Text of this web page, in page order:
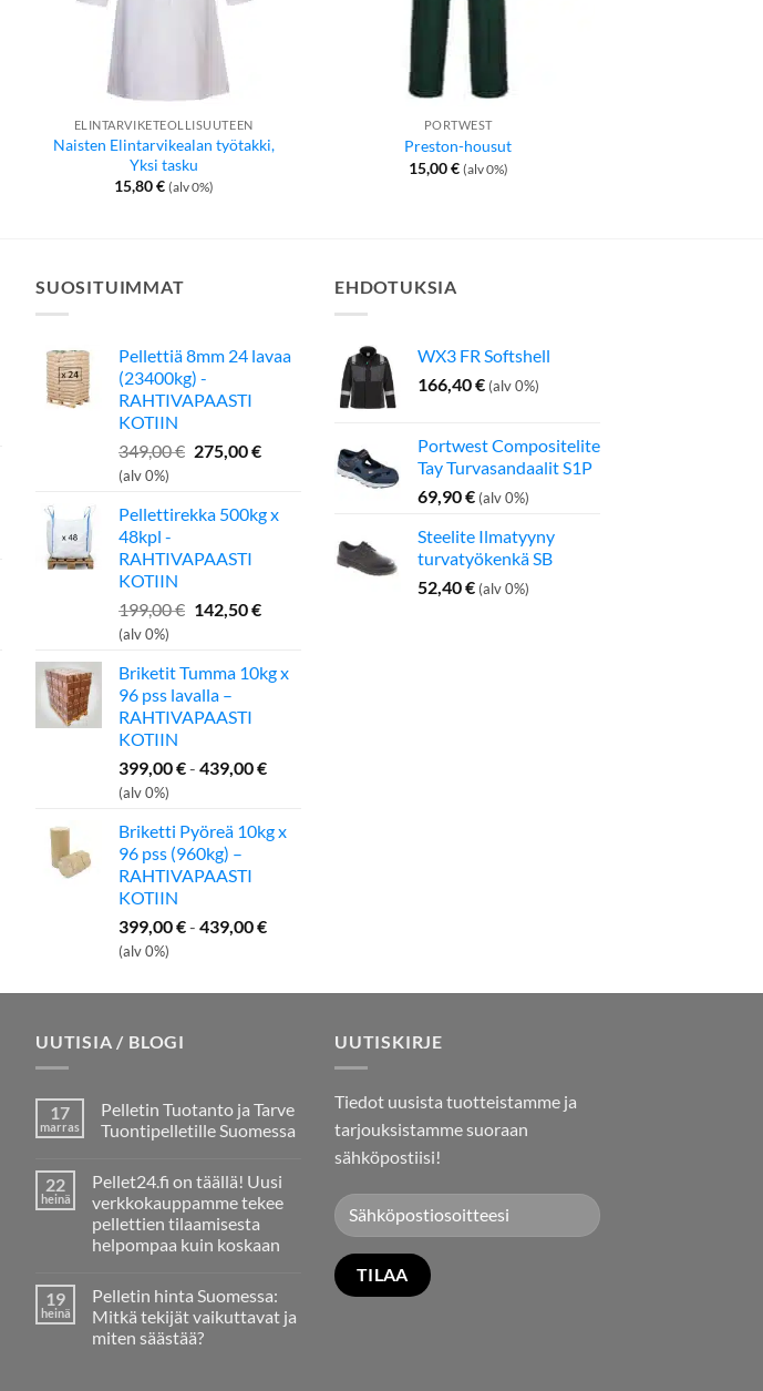
ELINTARVIKETEOLLISUUTEEN
Naisten Elintarvikealan työtakki,
Yksi tasku
15,80€ (alv 0%)
PORTWEST
Preston-housut
15,00€ (alv 0%)
SUOSITUIMMAT
Pellettiä 8mm 24 lavaa
(23400kg) -
RAHTIVAPAASTI
KOTIIN
349,00€ Alkuperäinen
349,00 €.
275,00€Nykyinen
275,00 €.
(alv 0%)
Pellettirekka 500kg x
48kpl -
RAHTIVAPAASTI
KOTIIN
199,00€ Alkuperäinen
199,00 €.
142,50€Nykyinen
142,50 €.
(alv 0%)
Briketit Tumma 10kg x
96 pss lavalla –
RAHTIVAPAASTI
KOTIIN
399,00€- 439,00€
(alv 0%)
Briketti Pyöreä 10kg x
96 pss (960kg) –
RAHTIVAPAASTI
KOTIIN
399,00€- 439,00€
(alv 0%)
EHDOTUKSIA
WX3 FR Softshell
166,40€ (alv 0%)
Portwest Compositelite
Tay Turvasandaalit S1P
69,90€ (alv 0%)
Steelite Ilmatyyny
turvatyökenkä SB
52,40€ (alv 0%)
UUTISIA / BLOGI
17
marras
Pelletin Tuotanto ja Tarve
Tuontipelletille Suomessa
artikkeliin
Pelletin
Tuotanto
ja
Tarve
Tuontipelletille
22
heinä
Pellet24.fi on täällä! Uusi
verkkokauppamme tekee
pellettien tilaamisesta
helpompaa kuin koskaan
artikkeliin
Pellet24.fi
on
täällä!
19
heinä
Pelletin hinta Suomessa:
Mitkä tekijät vaikuttavat ja
miten säästää?
UUTISKIRJE
Tiedot uusista tuotteistamme ja
tarjouksistamme suoraan
sähköpostiisi!